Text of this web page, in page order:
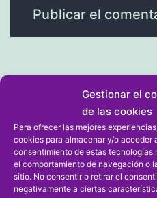
Gestionar el
de las cookies
Para ofrecer las mejores
cookies para almacenar y/o acceder
consentimiento de estas tecnologías
el comportamiento de navegación o
sitio. No consentir o retirar el
negativamente a ciertas
Navegación
de
entradas
Entrada anterior
Los nueve
Gandia-
próximo